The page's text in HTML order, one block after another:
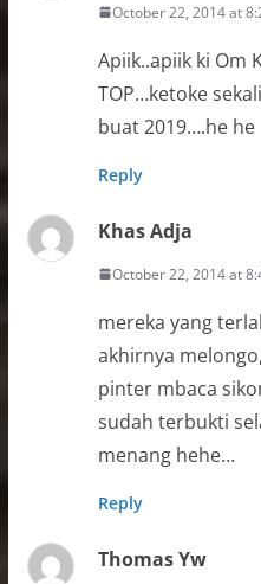
October 22, 2014 at
Apiik..apiik ki Om
TOP…ketoke
buat 2019….he he
Reply
Khas Adja
October 22, 2014 at
mereka yang
akhirnya
pinter mbaca
sudah terbukti
menang hehe…
Reply
Thomas Yw